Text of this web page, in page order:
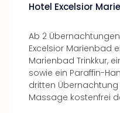
Hotel Excelsior
Ab 2
Excelsior Marienbad
Marienbad Trinkkur,
sowie ein Paraffin-
dritten
Massage kostenfrei